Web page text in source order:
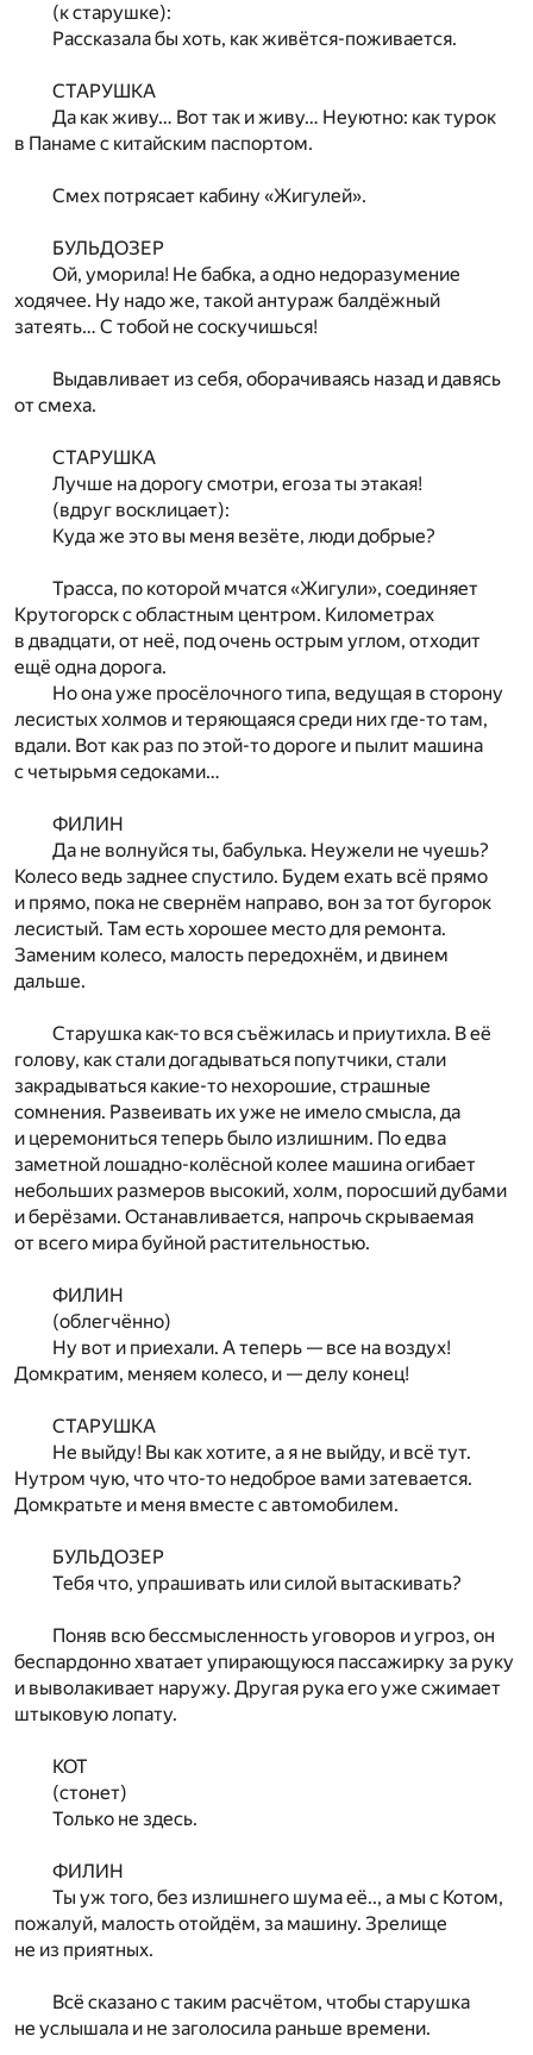
(к старушке):
Рассказала бы хоть, как живётся-поживается.
СТАРУШКА
Да как живу… Вот так и живу… Неуютно: как турок
в Панаме с китайским паспортом.
Смех потрясает кабину «Жигулей».
БУЛЬДОЗЕР
Ой, уморила! Не бабка, а одно недоразумение
ходячее. Ну надо же, такой антураж балдёжный
затеять… С тобой не соскучишься!
Выдавливает из себя, оборачиваясь назад и давясь
от смеха.
СТАРУШКА
Лучше на дорогу смотри, егоза ты этакая!
(вдруг восклицает):
Куда же это вы меня везёте, люди добрые?
Трасса, по которой мчатся «Жигули», соединяет
Крутогорск с областным центром. Километрах
в двадцати, от неё, под очень острым углом, отходит
ещё одна дорога.
Но она уже просёлочного типа, ведущая в сторону
лесистых холмов и теряющаяся среди них где-то там,
вдали. Вот как раз по этой-то дороге и пылит машина
с четырьмя седоками…
ФИЛИН
Да не волнуйся ты, бабулька. Неужели не чуешь?
Колесо ведь заднее спустило. Будем ехать всё прямо
и прямо, пока не свернём направо, вон за тот бугорок
лесистый. Там есть хорошее место для ремонта.
Заменим колесо, малость передохнём, и двинем
дальше.
Старушка как-то вся съёжилась и приутихла. В её
голову, как стали догадываться попутчики, стали
закрадываться какие-то нехорошие, страшные
сомнения. Развеивать их уже не имело смысла, да
и церемониться теперь было излишним. По едва
заметной лошадно-колёсной колее машина огибает
небольших размеров высокий, холм, поросший дубами
и берёзами. Останавливается, напрочь скрываемая
от всего мира буйной растительностью.
ФИЛИН
(облегчённо)
Ну вот и приехали. А теперь — все на воздух!
Домкратим, меняем колесо, и — делу конец!
СТАРУШКА
Не выйду! Вы как хотите, а я не выйду, и всё тут.
Нутром чую, что что-то недоброе вами затевается.
Домкратьте и меня вместе с автомобилем.
БУЛЬДОЗЕР
Тебя что, упрашивать или силой вытаскивать?
Поняв всю бессмысленность уговоров и угроз, он
беспардонно хватает упирающуюся пассажирку за руку
и выволакивает наружу. Другая рука его уже сжимает
штыковую лопату.
КОТ
(стонет)
Только не здесь.
ФИЛИН
Ты уж того, без излишнего шума её.., а мы с Котом,
пожалуй, малость отойдём, за машину. Зрелище
не из приятных.
Всё сказано с таким расчётом, чтобы старушка
не услышала и не заголосила раньше времени.